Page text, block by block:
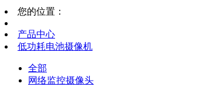
您的位置：
产品中心
低功耗电池摄像机
全部
网络监控摄像头